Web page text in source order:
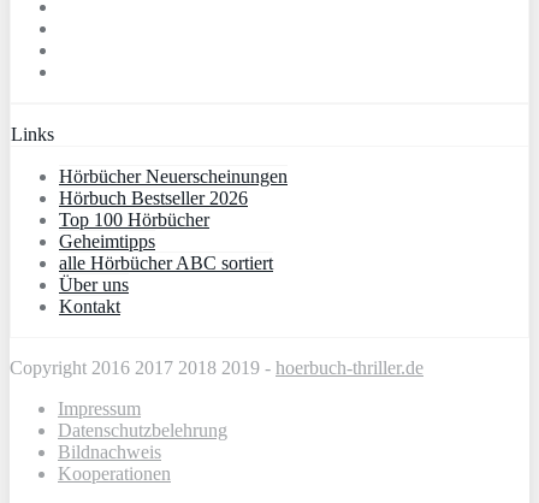
Links
Hörbücher Neuerscheinungen
Hörbuch Bestseller 2026
Top 100 Hörbücher
Geheimtipps
alle Hörbücher ABC sortiert
Über uns
Kontakt
Copyright 2016 2017 2018 2019 - hoerbuch-thriller.de
Impressum
Datenschutzbelehrung
Bildnachweis
Kooperationen